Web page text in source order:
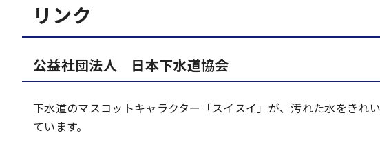
リンク
公益社団法人 日本下水道協会
下水道のマスコットキャラクター「スイスイ」が、汚れた水をきれ
ています。